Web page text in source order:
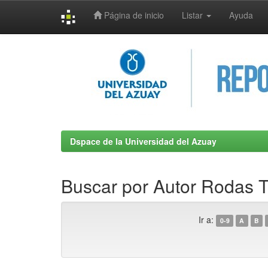
Página de inicio Listar Ayuda
Dspace de la Universidad del Azuay
Buscar por Autor Rodas
Ir a: 0-9 A B